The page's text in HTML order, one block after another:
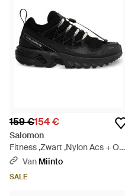
159 €154 €
Salomon
Fitness ,Zwart ,Nylon Acs + Og
- Zwart
Van Miinto
SALE